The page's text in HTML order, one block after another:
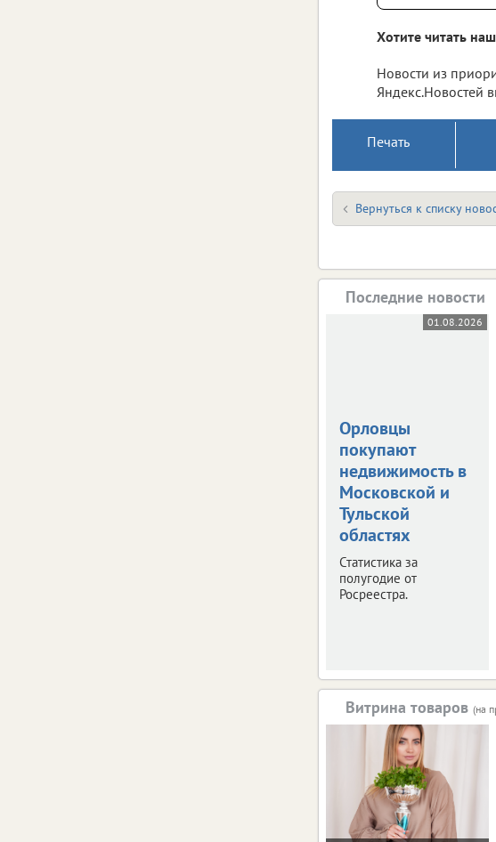
Хотите читать
Новости из
Яндекс.Новостей
Печать
Вернуться к списку
Последние новости
01.08.2026
Орловцы
покупают
недвижимость в
Московской и
Тульской
областях
Статистика за
полугодие от
Росреестра.
Витрина товаров (на